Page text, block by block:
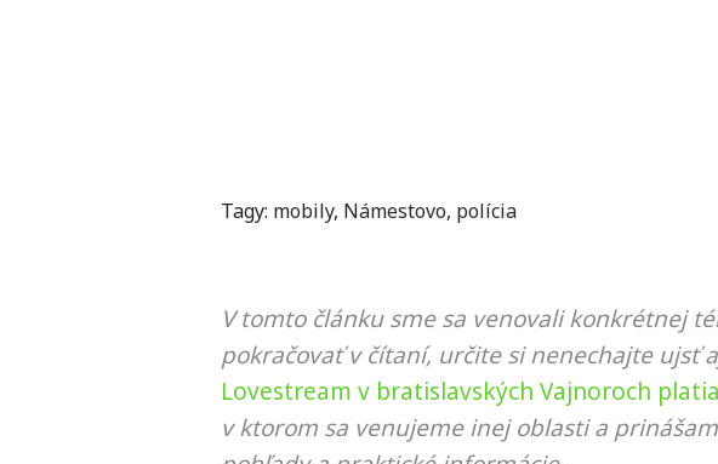
Tagy: mobily, Námestovo, polícia
V tomto článku sme sa venovali konkrétnej
pokračovať v čítaní, určite si nenechajte ujsť
Lovestream v bratislavských Vajnoroch
v ktorom sa venujeme inej oblasti a